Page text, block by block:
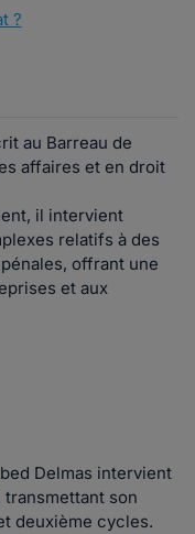
?
au Barreau de
affaires et en droit
il intervient
relatifs à des
offrant une
et aux
Delmas intervient
son
deuxième cycles.